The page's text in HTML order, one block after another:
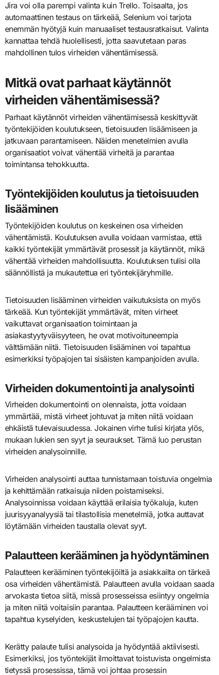
Jira voi olla parempi valinta kuin Trello. Toisaalta, jos
automaattinen testaus on tärkeää, Selenium voi tarjota
enemmän hyötyjä kuin manuaaliset testausratkaisut. Valinta
kannattaa tehdä huolellisesti, jotta saavutetaan paras
mahdollinen tulos virheiden vähentämisessä.
Mitkä ovat parhaat käytännöt
virheiden vähentämisessä?
Parhaat käytännöt virheiden vähentämisessä keskittyvät
työntekijöiden koulutukseen, tietoisuuden lisäämiseen ja
jatkuvaan parantamiseen. Näiden menetelmien avulla
organisaatiot voivat vähentää virheitä ja parantaa
toimintansa tehokkuutta.
Työntekijöiden koulutus ja tietoisuuden
lisääminen
Työntekijöiden koulutus on keskeinen osa virheiden
vähentämistä. Koulutuksen avulla voidaan varmistaa, että
kaikki työntekijät ymmärtävät prosessit ja käytännöt, mikä
vähentää virheiden mahdollisuutta. Koulutuksen tulisi olla
säännöllistä ja mukautettua eri työntekijäryhmille.
Tietoisuuden lisääminen virheiden vaikutuksista on myös
tärkeää. Kun työntekijät ymmärtävät, miten virheet
vaikuttavat organisaation toimintaan ja
asiakastyytyväisyyteen, he ovat motivoituneempia
välttämään niitä. Tietoisuuden lisääminen voi tapahtua
esimerkiksi työpajojen tai sisäisten kampanjoiden avulla.
Virheiden dokumentointi ja analysointi
Virheiden dokumentointi on olennaista, jotta voidaan
ymmärtää, mistä virheet johtuvat ja miten niitä voidaan
ehkäistä tulevaisuudessa. Jokainen virhe tulisi kirjata ylös,
mukaan lukien sen syyt ja seuraukset. Tämä luo perustan
virheiden analysoinnille.
Virheiden analysointi auttaa tunnistamaan toistuvia ongelmia
ja kehittämään ratkaisuja niiden poistamiseksi.
Analysoinnissa voidaan käyttää erilaisia työkaluja, kuten
juurisyyanalyysiä tai tilastollisia menetelmiä, jotka auttavat
löytämään virheiden taustalla olevat syyt.
Palautteen kerääminen ja hyödyntäminen
Palautteen kerääminen työntekijöiltä ja asiakkailta on tärkeä
osa virheiden vähentämistä. Palautteen avulla voidaan saada
arvokasta tietoa siitä, missä prosesseissa esiintyy ongelmia
ja miten niitä voitaisiin parantaa. Palautteen kerääminen voi
tapahtua kyselyiden, keskustelujen tai työpajojen kautta.
Kerätty palaute tulisi analysoida ja hyödyntää aktiivisesti.
Esimerkiksi, jos työntekijät ilmoittavat toistuvista ongelmista
tietyssä prosessissa, tämä voi johtaa prosessin